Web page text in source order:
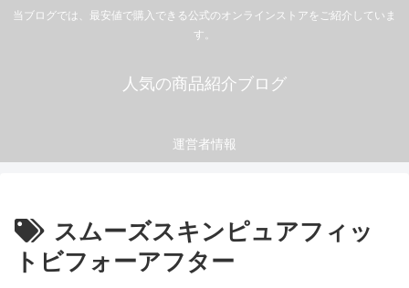
当ブログでは、最安値で購入できる公式のオンラインストアをご紹介していま
す。
人気の商品紹介ブログ
運営者情報
スムーズスキンピュアフィッ
トビフォーアフター